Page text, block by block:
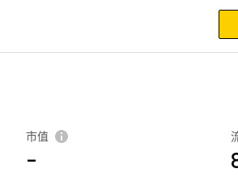
市值
-